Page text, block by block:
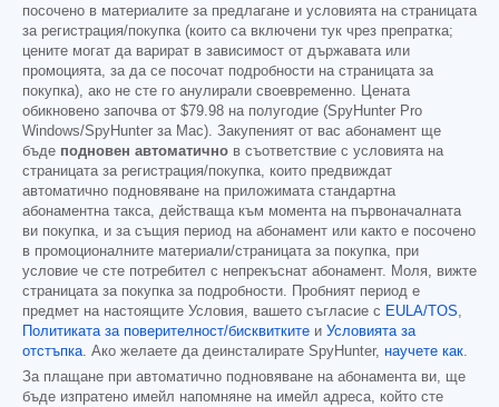
посочено в материалите за предлагане и условията на страницата
за регистрация/покупка (които са включени тук чрез препратка;
цените могат да варират в зависимост от държавата или
промоцията, за да се посочат подробности на страницата за
покупка), ако не сте го анулирали своевременно. Цената
обикновено започва от $79.98 на полугодие (SpyHunter Pro
Windows/SpyHunter за Mac). Закупеният от вас абонамент ще
бъде подновен автоматично в съответствие с условията на
страницата за регистрация/покупка, които предвиждат
автоматично подновяване на приложимата стандартна
абонаментна такса, действаща към момента на първоначалната
ви покупка, и за същия период на абонамент или както е посочено
в промоционалните материали/страницата за покупка, при
условие че сте потребител с непрекъснат абонамент. Моля, вижте
страницата за покупка за подробности. Пробният период е
предмет на настоящите Условия, вашето съгласие с EULA/TOS
Политиката за поверителност/бисквитките и Условията за
отстъпка . Ако желаете да деинсталирате SpyHunter, научете как
За плащане при автоматично подновяване на абонамента ви, ще
бъде изпратено имейл напомняне на имейл адреса, който сте